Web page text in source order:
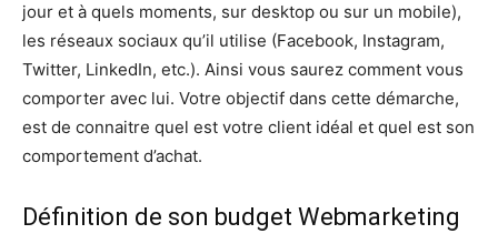
jour et à quels moments, sur desktop ou sur un mobile),
les réseaux sociaux qu’il utilise (Facebook, Instagram,
Twitter, LinkedIn, etc.). Ainsi vous saurez comment vous
comporter avec lui. Votre objectif dans cette démarche,
est de connaitre quel est votre client idéal et quel est son
comportement d’achat.
Définition de son budget Webmarketing